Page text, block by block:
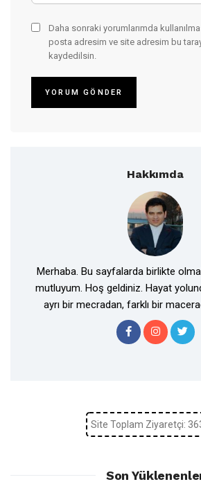
Daha sonraki yorumlarımda
posta adresim ve site adresim bu
kaydedilsin.
Hakkımda
Merhaba. Bu sayfalarda birlikte
mutluyum. Hoş geldiniz. Hayat
ayrı bir mecradan, farklı bir
Site Toplam Ziyaretçi:
Son